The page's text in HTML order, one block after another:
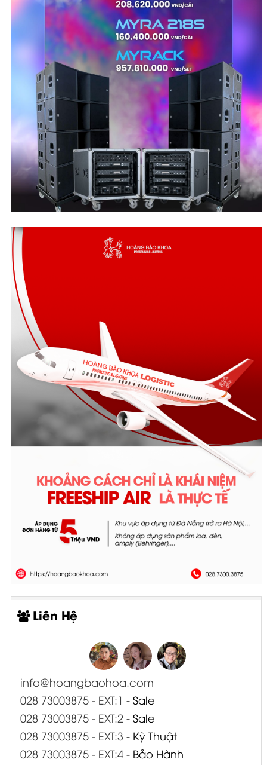
Liên Hệ
info@hoangbaohoa.com
028 73003875 - EXT:1 - Sale
028 73003875 - EXT:2- Sale
028 73003875 - EXT:3 - Kỹ Thuật
028 73003875 - EXT:4- Bảo Hành